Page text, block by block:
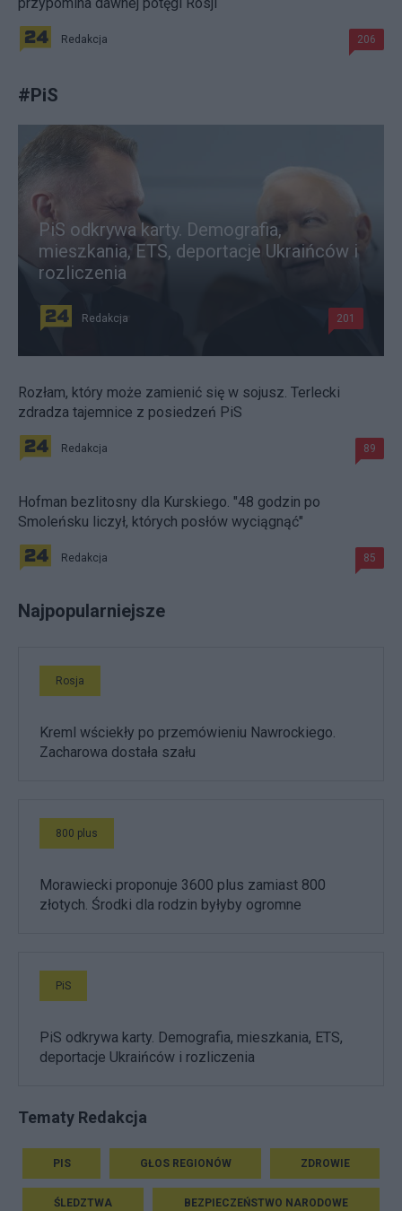
Redakcja 206
#PiS
PiS odkrywa karty. Demografia,
mieszkania, ETS, deportacje Ukraińców i
rozliczenia
Redakcja 201
Rozłam, który może zamienić się w sojusz. Terlecki
zdradza tajemnice z posiedzeń PiS
Redakcja 89
Hofman bezlitosny dla Kurskiego. "48 godzin po
Smoleńsku liczył, których posłów wyciągnąć"
Redakcja 85
Najpopularniejsze
Rosja
Kreml wściekły po przemówieniu Nawrockiego.
Zacharowa dostała szału
800 plus
Morawiecki proponuje 3600 plus zamiast 800
złotych. Środki dla rodzin byłyby ogromne
PiS
PiS odkrywa karty. Demografia, mieszkania, ETS,
deportacje Ukraińców i rozliczenia
Tematy Redakcja
PIS GŁOS REGIONÓW ZDROWIE
ŚLEDZTWA BEZPIECZEŃSTWO NARODOWE